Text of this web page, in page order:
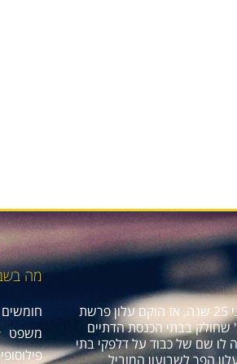
הכל התחיל לפני 25 שנה, אז הוקם עלון פרשת
בבתי הכנסת הדתיים
לו שם של כבוד על דלפקי בתי
הפך לשבועון המוביל
מה
חומשים
משפט